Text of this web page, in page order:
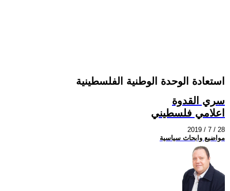
استعادة الوحدة الوطنية الفلسطينية
سري القدوة
اعلامي فلسطيني
2019 / 7 / 28
مواضيع وابحاث سياسية